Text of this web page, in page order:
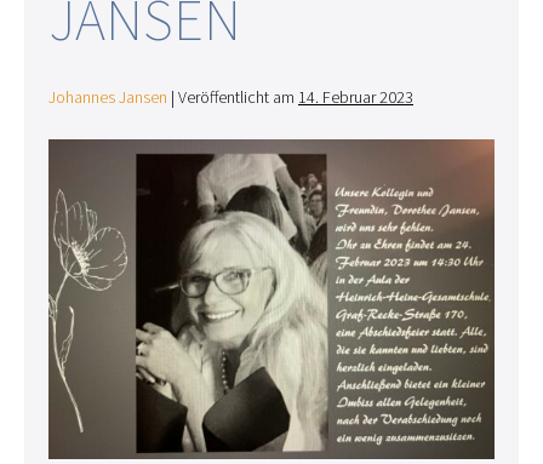
JANSEN
Johannes Jansen | Veröffentlicht am 14. Februar 2023